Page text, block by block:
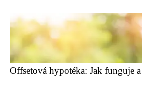
Offsetová hypotéka: Jak funguje